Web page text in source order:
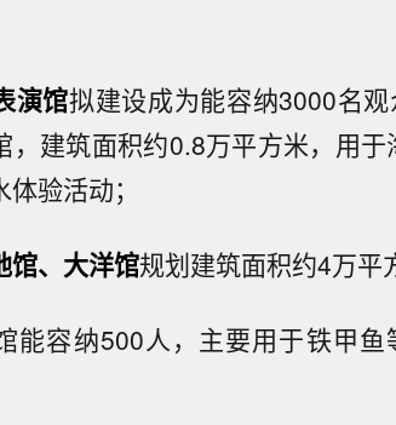
演馆拟建设成为能容纳3000名
，建筑面积约0.8万平方米，用
验活动；
馆、大洋馆规划建筑面积约4万平
能容纳500人，主要用于铁甲